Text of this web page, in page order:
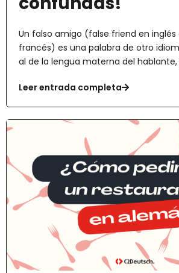
Un falso amigo (false friend en
francés) es una palabra de otro
al de la lengua materna del hablante,
Leer entrada completa